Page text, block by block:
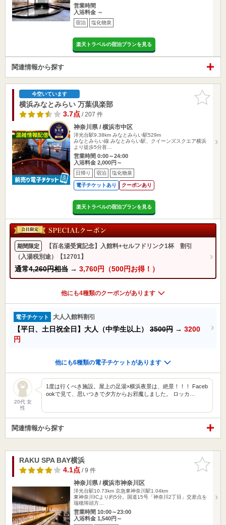
営業時間
入浴料金 ～
宿泊 塩化物泉
楽天トラベルの宿泊プランを見る
関連情報から探す
お気に入
りに追加
今空いています
横浜みなとみらい 万葉倶楽部
3.7点/ 207 件
神奈川県 / 横浜市中区
洋光台駅9.38km みなとみらい駅529m
みなとみらい線 みなとみらい駅、クイーンズスクエア横浜
より徒歩5分首…
営業時間 0:00～24:00
入浴料金 2,000円～
日帰り 宿泊 塩化物泉
電子チケットあり クーポンあり
楽天トラベルの宿泊プランを見る
期間限定
【百名湯受賞記念】入館料+セルフドリンク1杯 割引
（入湯税別途）【12701】
通常4,260円相当 → 3,760円（500円お得！）
他にも4種類のクーポンがあります
電子チケット 大人入館料割引
【平日、土日祝全日】大人（中学生以上） 3500円 → 3200
円
他にも6種類の電子チケットがあります
20代 女
性
1度は行くべき施設。屋上の足湯×横浜夜景は、絶景！！！ Faceb
ookで見て、思いつきで夕方からお邪魔しました。 ロッカ…
関連情報から探す
お気に入
りに追加
RAKU SPA BAY横浜
4.1点/ 9 件
神奈川県 / 横浜市神奈川区
洋光台駅10.73km 京急東神奈川駅1.04km
東神奈川ICより約5分。国道15号「神奈川2丁目」交差点を
瑞穂埠頭方…
営業時間 10:00～23:00
入浴料金 1,540円～